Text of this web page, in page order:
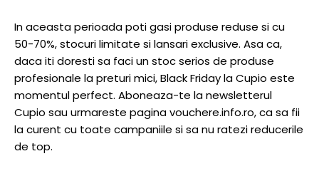
In aceasta perioada poti gasi produse reduse si cu
50-70%, stocuri limitate si lansari exclusive. Asa ca,
daca iti doresti sa faci un stoc serios de produse
profesionale la preturi mici, Black Friday la Cupio este
momentul perfect. Aboneaza-te la newsletterul
Cupio sau urmareste pagina vouchere.info.ro, ca sa fii
la curent cu toate campaniile si sa nu ratezi reducerile
de top.